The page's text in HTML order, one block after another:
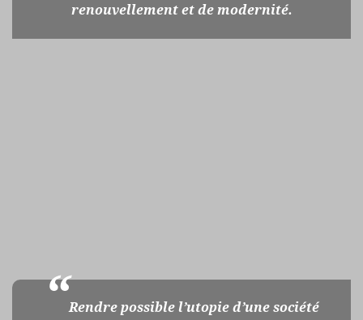
renouvellement et de modernité.
Rendre possible l’utopie d’une société